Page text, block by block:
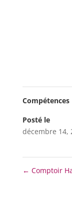
Compétences
Posté le
décembre 14,
← Comptoir